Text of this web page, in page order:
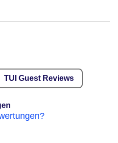
TUI Guest Reviews